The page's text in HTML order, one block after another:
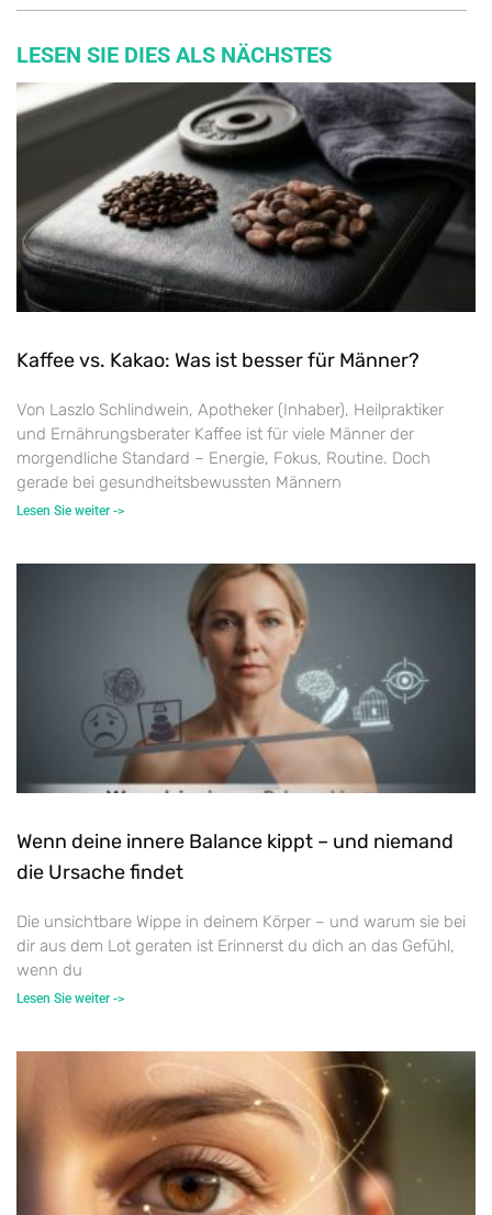
LESEN SIE DIES ALS NÄCHSTES
Kaffee vs. Kakao: Was ist besser für Männer?
Von Laszlo Schlindwein, Apotheker (Inhaber), Heilpraktiker
und Ernährungsberater Kaffee ist für viele Männer der
morgendliche Standard – Energie, Fokus, Routine. Doch
gerade bei gesundheitsbewussten Männern
Lesen Sie weiter ->
Wenn deine innere Balance kippt – und niemand
die Ursache findet
Die unsichtbare Wippe in deinem Körper – und warum sie bei
dir aus dem Lot geraten ist Erinnerst du dich an das Gefühl,
wenn du
Lesen Sie weiter ->